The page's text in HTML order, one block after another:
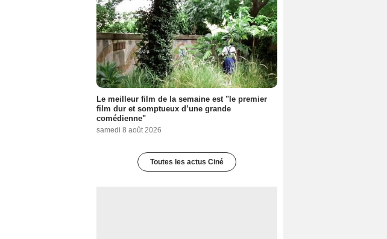
Le meilleur film de la semaine est "le premier
film dur et somptueux d’une grande
comédienne"
samedi 8 août 2026
Toutes les actus Ciné